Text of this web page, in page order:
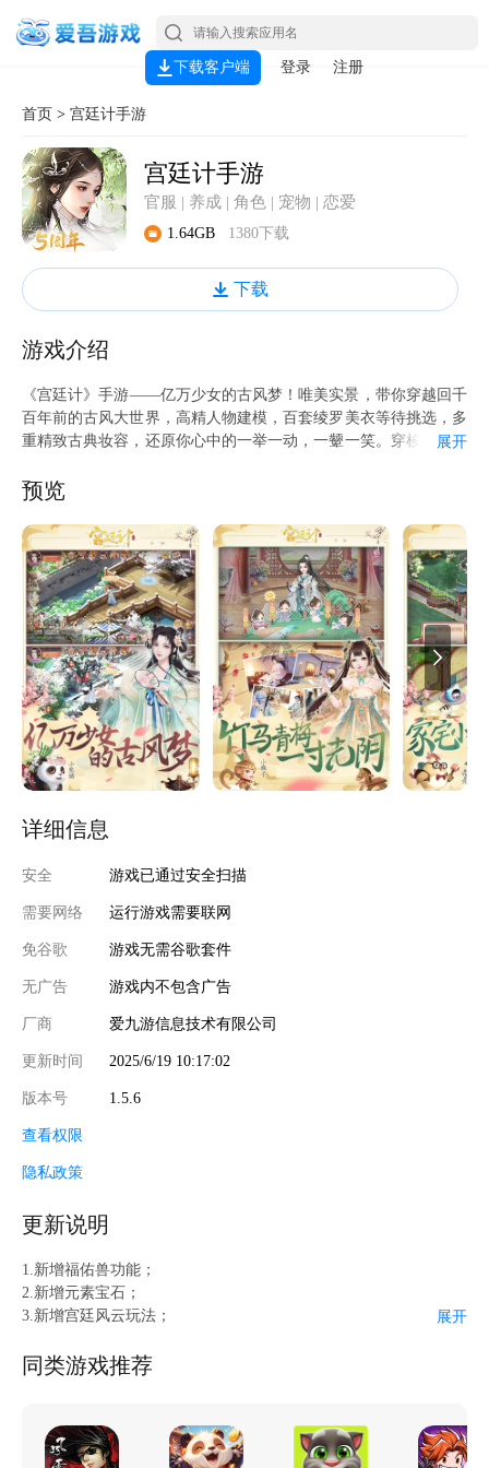
下载客户端 登录 注册
首页 > 宫廷计手游
宫廷计手游
官服 | 养成 | 角色 | 宠物 | 恋爱
1.64GB 1380下载
下载
游戏介绍
《宫廷计》手游——亿万少女的古风梦！唯美实景，带你穿越回千
百年前的古风大世界，高精人物建模，百套绫罗美衣等待挑选，多
重精致古典妆容，还原你心中的一举一动，一颦一笑。穿梭在唯美
主角。养成、晋升、切磋，从籍籍无名到冠绝天下，你内心潜藏巨
展开
预览
详细信息
安全 游戏已通过安全扫描
需要网络 运行游戏需要联网
免谷歌 游戏无需谷歌套件
无广告 游戏内不包含广告
厂商 爱九游信息技术有限公司
更新时间 2025/6/19 10:17:02
版本号 1.5.6
查看权限
隐私政策
更新说明
1.新增福佑兽功能；
2.新增元素宝石；
3.新增宫廷风云玩法；
5.新增织机功能；
展开
同类游戏推荐